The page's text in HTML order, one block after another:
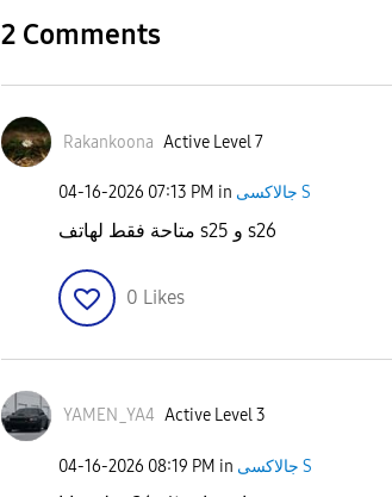
2 Comments
Rakankoona Active Level 7
‎04-16-2026 07:13 PM in جالاكسى S
متاحة فقط لهاتف s25 و s26
0 Likes
YAMEN_YA4 Active Level 3
‎04-16-2026 08:19 PM in جالاكسى S